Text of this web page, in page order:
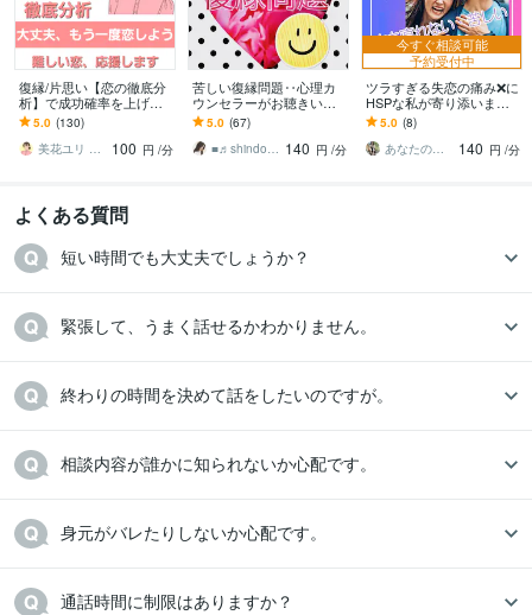
復縁/片思い【恋の徹底分
析】で成功確率を上げま
す 認知行動療法と心理分
析で、もう一度、恋を引
き寄せる
5.0 (130)
美花ユリ みはなゆり
100 円 /分
苦しい復縁問題‥心理カ
ウンセラーがお聴きいた
します 真剣にもう一度大
好きなあの人と復縁した
い！という方限定です。
5.0 (67)
■♬shindoe Room♬■ 140 円 /分
今すぐ相談可能
予約受付中
ツラすぎる失恋の痛み❌に
HSPな私が寄り添います
失恋の痛みから逃れたい
時❗️ファーストステップは
吐き出すこと
5.0 (8)
あなたのサポーター⭐えみ
140 円 /分
よくある質問
終わりの時間を決めて話をしたいのですが。
身元がバレたりしないか心配です。
通話時間に制限はありますか？